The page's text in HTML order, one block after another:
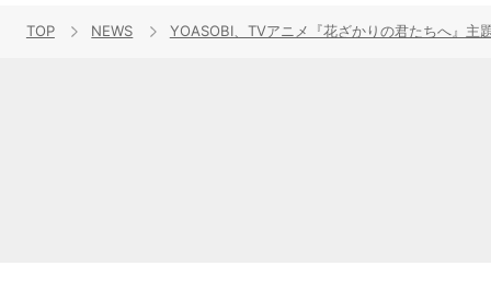
TOP NEWS YOASOBI、TVアニメ『花ざかりの君たちへ』主